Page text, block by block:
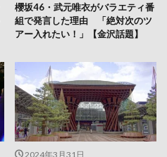
櫻坂46・武元唯衣がバラエティ番
組で発言した理由 「絶対次のツ
アー入れたい！」【金沢話題】
2024年3月31日